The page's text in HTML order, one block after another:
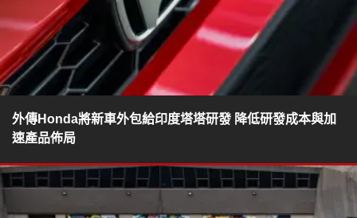
外傳Honda將新車外包給印度塔塔研發 降低研發成本與加
速產品佈局